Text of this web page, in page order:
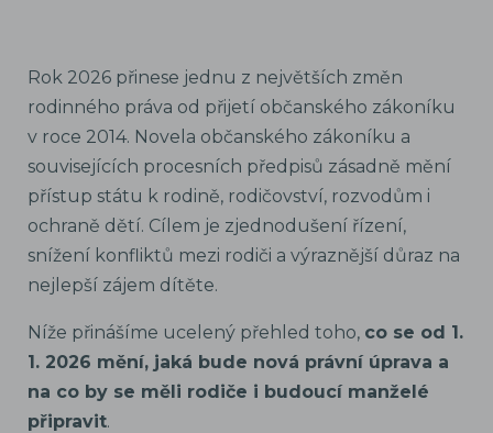
Rok 2026 přinese jednu z největších změn
rodinného práva od přijetí občanského zákoníku
v roce 2014. Novela občanského zákoníku a
souvisejících procesních předpisů zásadně mění
přístup státu k rodině, rodičovství, rozvodům i
ochraně dětí. Cílem je zjednodušení řízení,
snížení konfliktů mezi rodiči a výraznější důraz na
nejlepší zájem dítěte.
Níže přinášíme ucelený přehled toho, co se od 1.
1. 2026 mění, jaká bude nová právní úprava a
na co by se měli rodiče i budoucí manželé
připravit.